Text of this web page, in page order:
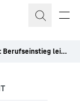
#FragLiebherr: Berufseinstieg leichtgemacht